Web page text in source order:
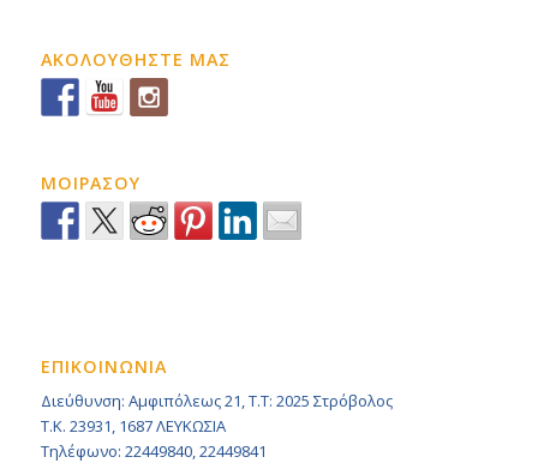
ΑΚΟΛΟΥΘΗΣΤΕ ΜΑΣ
ΜΟΙΡΑΣΟΥ
ΕΠΙΚΟΙΝΩΝΙΑ
Διεύθυνση: Αμφιπόλεως 21, Τ.Τ: 2025 Στρόβολος
Τ.Κ. 23931, 1687 ΛΕΥΚΩΣΙΑ
Τηλέφωνο: 22449840, 22449841